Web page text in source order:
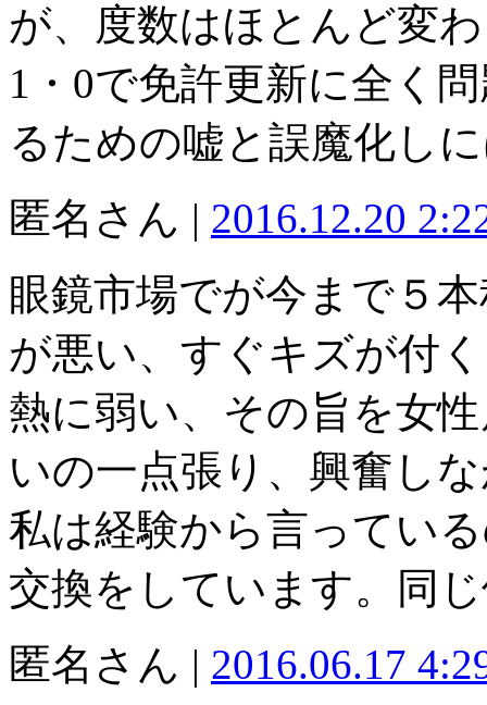
が、度数はほとんど変
1・0で免許更新に全く
るための嘘と誤魔化し
匿名さん | 2016.12.20
眼鏡市場でが今まで５
が悪い、すぐキズが付
熱に弱い、その旨を女
いの一点張り、興奮し
私は経験から言ってい
交換をしています。同
匿名さん | 2016.06.17